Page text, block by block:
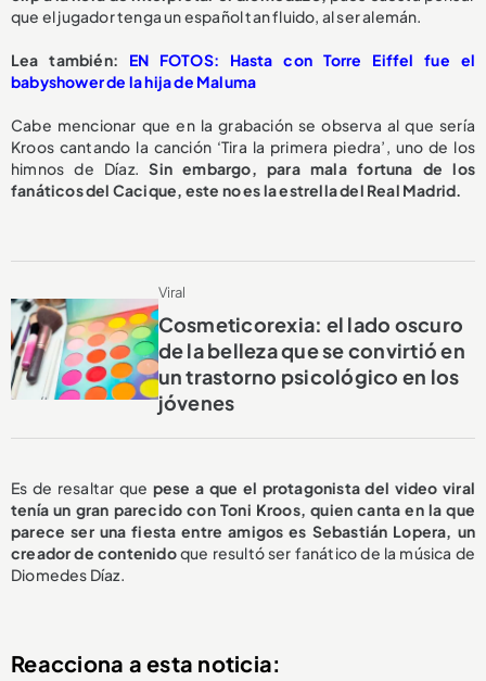
que el jugador tenga un español tan fluido, al ser alemán.
Lea también: EN FOTOS: Hasta con Torre Eiffel fue el
babyshower de la hija de Maluma
Cabe mencionar que en la grabación se observa al que sería
Kroos cantando la canción ‘Tira la primera piedra’, uno de los
himnos de Díaz.Sin embargo, para mala fortuna de los
fanáticos del Cacique, este no es la estrella del Real Madrid.
Viral
Cosmeticorexia: el lado oscuro
de la belleza que se convirtió en
un trastorno psicológico en los
jóvenes
Es de resaltar que pese a que el protagonista del video viral
tenía un gran parecido con Toni Kroos, quien canta en la que
parece ser una fiesta entre amigos es Sebastián Lopera, un
creador de contenidoque resultó ser fanático de la música de
Diomedes Díaz.
Reacciona a esta noticia: